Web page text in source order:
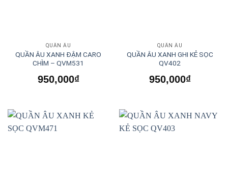
QUẦN ÂU
QUẦN ÂU XANH ĐẬM CARO
CHÌM – QVM531
950,000₫
QUẦN ÂU
QUẦN ÂU XANH GHI KẺ SỌC
QV402
950,000₫